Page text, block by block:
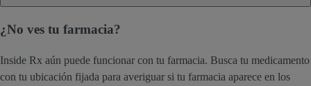
¿No ves tu farmacia?
Inside Rx aún puede funcionar con tu farmacia. Busca tu medicamento
con tu ubicación fijada para averiguar si tu farmacia aparece en los